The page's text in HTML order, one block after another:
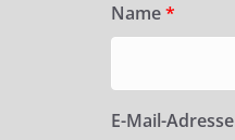
Name*
E-Mail-Adresse